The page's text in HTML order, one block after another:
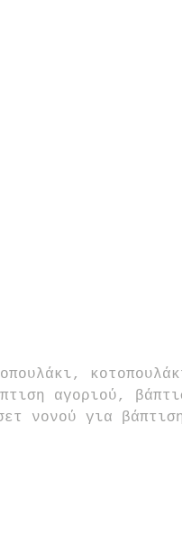
αγοριού,
νονού για